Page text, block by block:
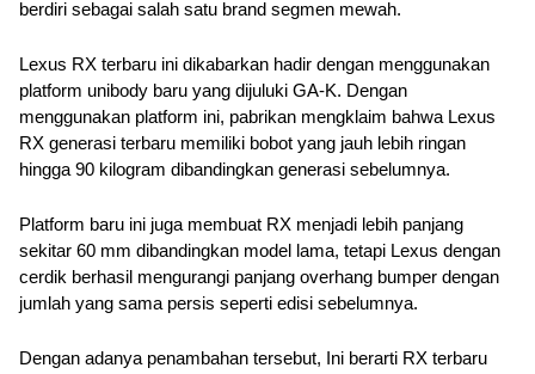
berdiri sebagai salah satu brand segmen mewah.
Lexus RX terbaru ini dikabarkan hadir dengan menggunakan
platform unibody baru yang dijuluki GA-K. Dengan
menggunakan platform ini, pabrikan mengklaim bahwa Lexus
RX generasi terbaru memiliki bobot yang jauh lebih ringan
hingga 90 kilogram dibandingkan generasi sebelumnya.
Platform baru ini juga membuat RX menjadi lebih panjang
sekitar 60 mm dibandingkan model lama, tetapi Lexus dengan
cerdik berhasil mengurangi panjang overhang bumper dengan
jumlah yang sama persis seperti edisi sebelumnya.
Dengan adanya penambahan tersebut, Ini berarti RX terbaru